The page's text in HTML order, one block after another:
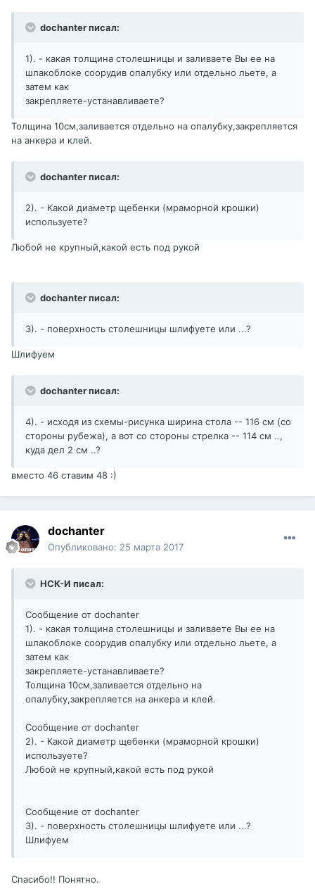
dochanter писал:
1). - какая толщина столешницы и заливаете Вы ее на
шлакоблоке соорудив опалубку или отдельно льете, а
затем как
закрепляете-устанавливаете?
Толщина 10см,заливается отдельно на опалубку,закрепляется
на анкера и клей.
dochanter писал:
2). - Какой диаметр щебенки (мраморной крошки)
используете?
Любой не крупный,какой есть под рукой
dochanter писал:
3). - поверхность столешницы шлифуете или ...?
Шлифуем
dochanter писал:
4). - исходя из схемы-рисунка ширина стола -- 116 см (со
стороны рубежа), а вот со стороны стрелка -- 114 см ..,
куда дел 2 см ..?
вместо 46 ставим 48 :)
dochanter
Опубликовано: 25 марта 2017
НСК-И писал:
Сообщение от dochanter
1). - какая толщина столешницы и заливаете Вы ее на
шлакоблоке соорудив опалубку или отдельно льете, а
затем как
закрепляете-устанавливаете?
Толщина 10см,заливается отдельно на
опалубку,закрепляется на анкера и клей.
Сообщение от dochanter
2). - Какой диаметр щебенки (мраморной крошки)
используете?
Любой не крупный,какой есть под рукой
Сообщение от dochanter
3). - поверхность столешницы шлифуете или ...?
Шлифуем
Спасибо!! Понятно.